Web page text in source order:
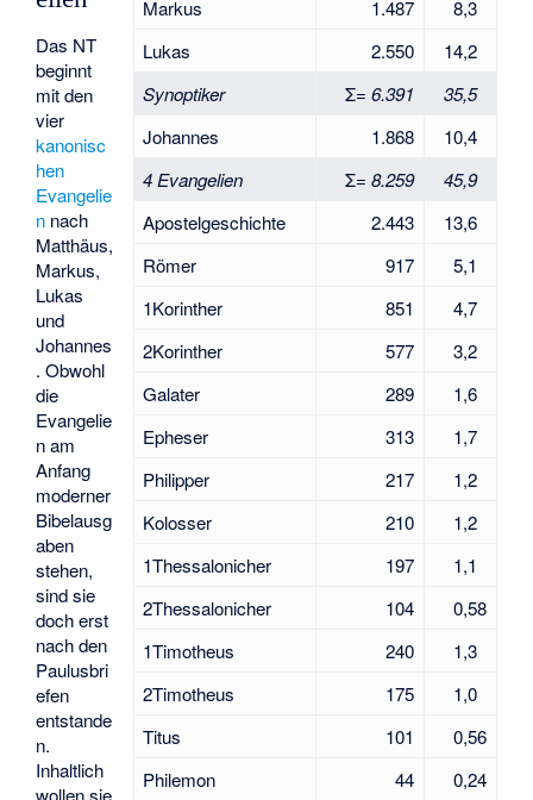
Markus 1.487
8,3
Lukas
2.550
14,2
Synoptiker
Σ=6.391
35,5
Johannes
1.868
10,4
4 Evangelien
Σ=8.259
45,9
Apostelgeschichte
2.443
13,6
Römer
917
5,1
1Korinther
851
4,7
2Korinther
577
3,2
Galater
289
1,6
Epheser
313
1,7
Philipper
217
1,2
Kolosser
210
1,2
1Thessalonicher
197
1,1
2Thessalonicher
104
0,58
1Timotheus
240
1,3
2Timotheus
175
1,0
Titus
101
0,56
Philemon
44
0,24
Das NT
beginnt
mit den
vier
kanonisc
hen
Evangelie
n nach
Matthäus,
Markus,
Lukas
und
Johannes
. Obwohl
die
Evangelie
n am
Anfang
moderner
Bibelausg
aben
stehen,
sind sie
doch erst
nach den
Paulusbri
efen
entstande
n.
Inhaltlich
wollen sie